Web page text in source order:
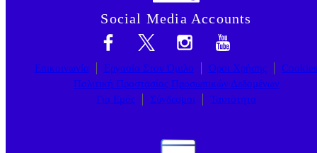
Social Media Accounts
Επικοινωνία Εργασία Στον Όμιλο Όροι Χρήσης
Cookies
Πολιτική Προστασίας Προσωπικών Δεδομένων
Για Εμάς
Σύνδεσμοι Ταυτότητα